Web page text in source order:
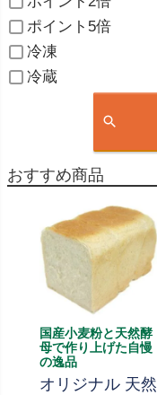
ポイント5倍
冷凍
冷蔵
おすすめ商品
国産小麦粉と天然酵
母で作り上げた自慢
の逸品
オリジナル 天然